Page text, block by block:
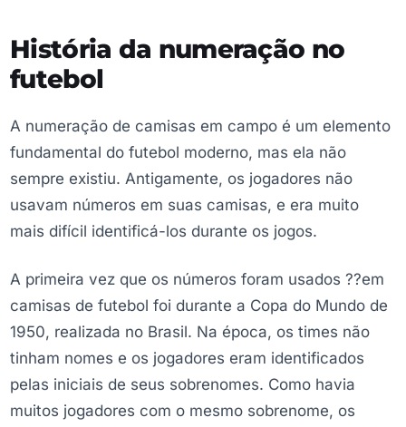
História da numeração no
futebol
A numeração de camisas em campo é um elemento
fundamental do futebol moderno, mas ela não
sempre existiu. Antigamente, os jogadores não
usavam números em suas camisas, e era muito
mais difícil identificá-los durante os jogos.
A primeira vez que os números foram usados ??em
camisas de futebol foi durante a Copa do Mundo de
1950, realizada no Brasil. Na época, os times não
tinham nomes e os jogadores eram identificados
pelas iniciais de seus sobrenomes. Como havia
muitos jogadores com o mesmo sobrenome, os